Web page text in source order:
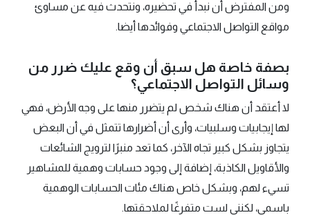
ومن المفترض أن نبدأ في تحضيره، ونتحدث فيه عن مساوئ
مواقع التواصل الاجتماعي وفوائدها أيضا.
بصفة خاصة هل سبق أن وقع عليك ضرر من
وسائل التواصل الاجتماعي؟
لا أعتقد أن هناك شخص لم يتضرر منها على وجه الأرض، فهي
لها إيجابيات وسلبيات، وأرى أن أضرارها تتمثل في أن البعض
يتجاوز بشكل كبير تجاه الآخر، كما تعد منبرًا لترويج الشائعات
والأقاويل الكاذبة، إضافة إلى وجود حسابات وهمية للمشاهير
تسيء لهم، وبشكل خاص هناك مئات الحسابات الوهمية
باسمي، لكنني لست متفرغًا لملاحقتها.